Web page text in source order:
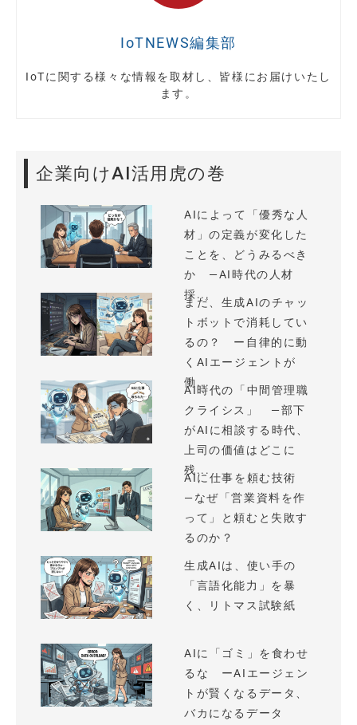
IoTNEWS編集部
IoTに関する様々な情報を取材し、皆様にお届けいたし
ます。
企業向けAI活用虎の巻
AIによって「優秀な人
材」の定義が変化した
ことを、どうみるべき
か —AI時代の人材
採...
まだ、生成AIのチャッ
トボットで消耗してい
るの？ ー自律的に動
くAIエージェントが
働...
AI時代の「中間管理職
クライシス」 —部下
がAIに相談する時代、
上司の価値はどこに
残...
AIに仕事を頼む技術
—なぜ「営業資料を作
って」と頼むと失敗す
るのか？
生成AIは、使い手の
「言語化能力」を暴
く、リトマス試験紙
AIに「ゴミ」を食わせ
るな ーAIエージェン
トが賢くなるデータ、
バカになるデータ